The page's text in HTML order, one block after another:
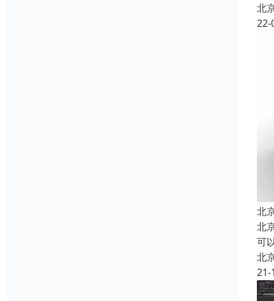
北
22-
北
北
可
北
21-